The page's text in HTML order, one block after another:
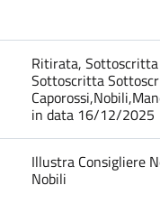
Ritirata,
Sottoscritta
in data 16/12/2025
Illustra Consigliere
Nobili